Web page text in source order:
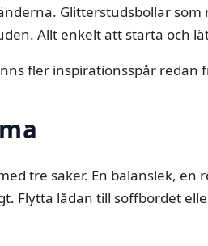
Glitterstudsbollar
Allt enkelt att starta och
fler inspirationsspår redan
tre saker. En balanslek,
Flytta lådan till soffbordet